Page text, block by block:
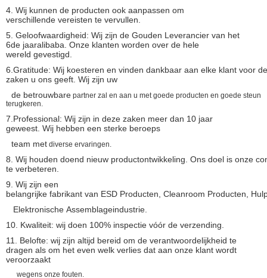
4. Wij kunnen de producten ook aanpassen om
verschillende vereisten te vervullen.
5. Geloofwaardigheid: Wij zijn de Gouden Leverancier van het
6de jaaralibaba. Onze klanten worden over de hele
wereld gevestigd.
6.Gratitude: Wij koesteren en vinden dankbaar aan elke klant voor de
zaken u ons geeft. Wij zijn uw
de betrouwbare partner zal en aan u met goede producten en goede steun
terugkeren.
7.Professional: Wij zijn in deze zaken meer dan 10 jaar
geweest. Wij hebben een sterke beroeps
team met diverse ervaringen.
8. Wij houden doend nieuw productontwikkeling. Ons doel is onze
te verbeteren.
9. Wij zijn een
belangrijke fabrikant van ESD Producten, Cleanroom Producten,
Elektronische Assemblageindustrie.
10. Kwaliteit: wij doen 100% inspectie vóór de verzending.
11. Belofte: wij zijn altijd bereid om de verantwoordelijkheid te
dragen als om het even welk verlies dat aan onze klant wordt
veroorzaakt
wegens onze fouten.